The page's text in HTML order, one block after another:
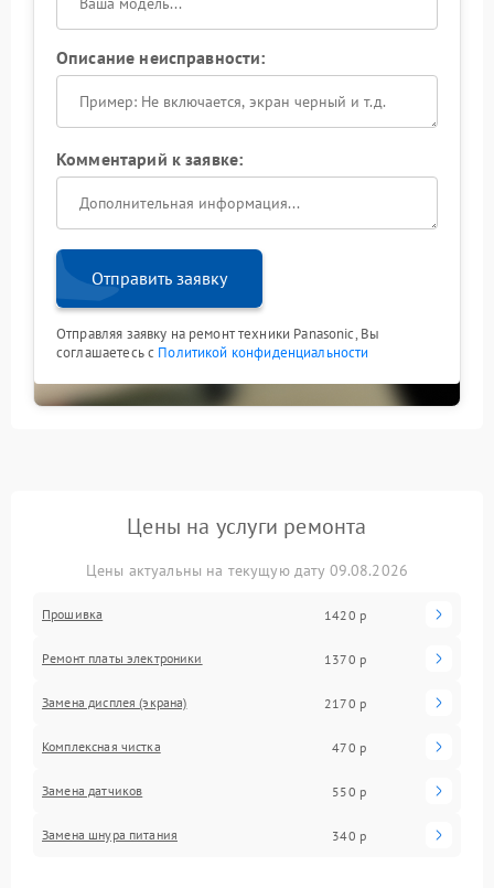
Описание неисправности:
Комментарий к заявке:
Отправить заявку
Отправляя заявку на ремонт техники Panasonic, Вы
соглашаетесь с Политикой конфиденциальности
Цены на услуги ремонта
Цены актуальны на текущую дату 09.08.2026
Прошивка 1420 р
Ремонт платы электроники 1370 р
Замена дисплея (экрана) 2170 р
Комплексная чистка 470 р
Замена датчиков 550 р
Замена шнура питания 340 р